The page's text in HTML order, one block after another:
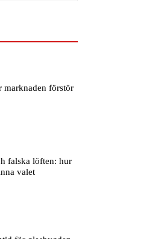
marknaden förstör
falska löften: hur
valet